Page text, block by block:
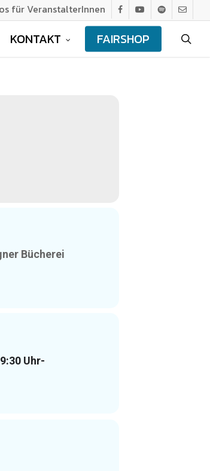
facebook
youtubespotifyemail
für VeranstalterInnen
KONTAKT FAIRSHOP
Bücherei
Uhr-